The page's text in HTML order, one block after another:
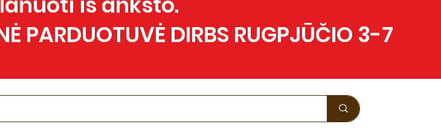
PARDUOTUVĖ DIRBS RUGPJŪČIO 3-7